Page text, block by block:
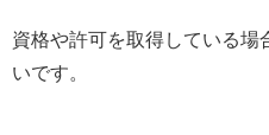
資格や許可を取得している場
いです。